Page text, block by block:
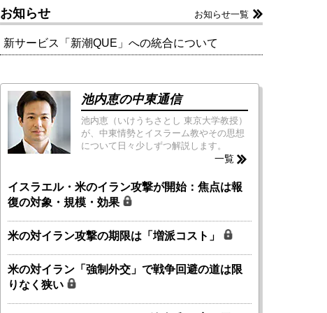
お知らせ お知らせ一覧
新サービス「新潮QUE」への統合について
池内恵の中東通信
池内恵（いけうちさとし 東京大学教授）
が、中東情勢とイスラーム教やその思想
について日々少しずつ解説します。
一覧
イスラエル・米のイラン攻撃が開始：焦点は報
復の対象・規模・効果
米の対イラン攻撃の期限は「増派コスト」
米の対イラン「強制外交」で戦争回避の道は限
りなく狭い